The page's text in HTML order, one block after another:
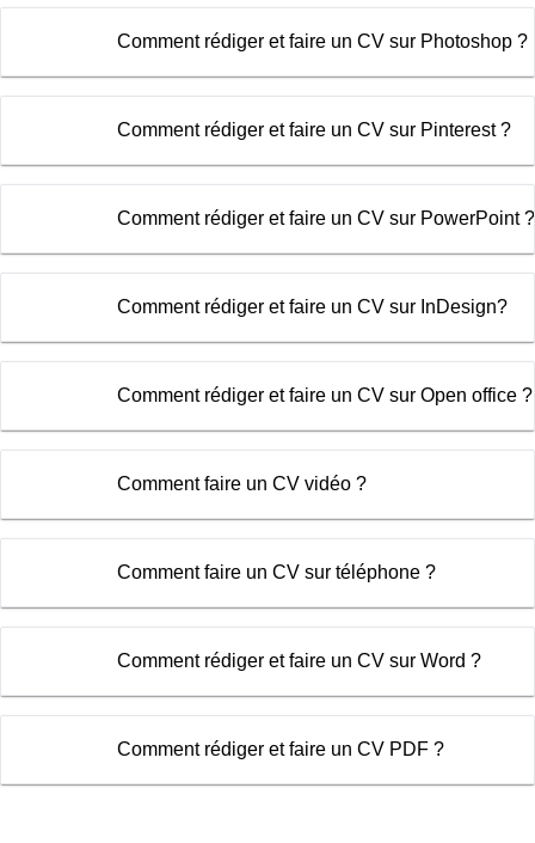
Comment rédiger et faire un CV sur Photoshop ?
Comment rédiger et faire un CV sur Pinterest ?
Comment rédiger et faire un CV sur PowerPoint ?
Comment rédiger et faire un CV sur InDesign?
Comment rédiger et faire un CV sur Open office ?
Comment faire un CV vidéo ?
Comment faire un CV sur téléphone ?
Comment rédiger et faire un CV sur Word ?
Comment rédiger et faire un CV PDF ?